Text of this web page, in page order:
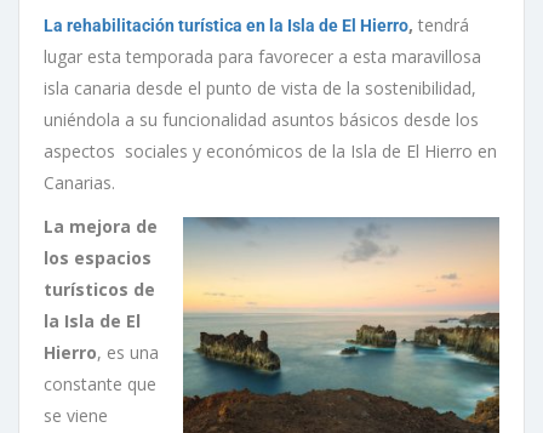
La rehabilitación turística en la Isla de El Hierro, tendrá
lugar esta temporada para favorecer a esta maravillosa
isla canaria desde el punto de vista de la sostenibilidad,
uniéndola a su funcionalidad asuntos básicos desde los
aspectos sociales y económicos de la Isla de El Hierro en
Canarias.
La mejora de
los espacios
turísticos de
la Isla de El
Hierro, es una
constante que
se viene